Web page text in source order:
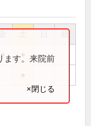
祝
●ます。来院前
×閉じる